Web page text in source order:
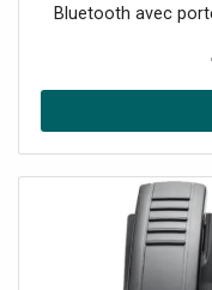
Bluetooth avec
moderne avec
ajustable :
avec
comptes VoIP et